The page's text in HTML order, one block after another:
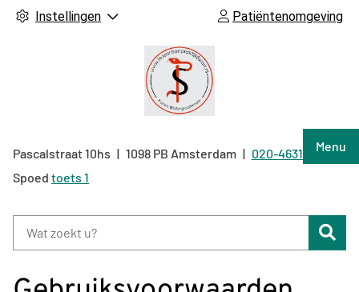
Instellingen Patiëntenomgeving
Menu
Pascalstraat10hs 1098 PB Amsterdam Tel:
020-4631040
Spoed toets 1